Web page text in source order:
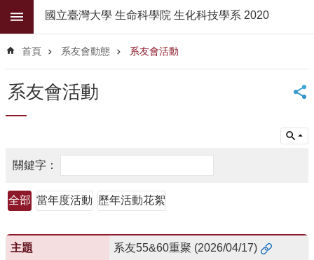
跳到主要內容區塊
階
尋
公
佈
學
系
簡
介
所
國立臺灣大學 生命科學院 生化科技學系 2020
首頁 系友會動態 系友會活動
系友會活動
全部 當年度活動 歷年活動花絮
系友55&60重聚 (2026/04/17)